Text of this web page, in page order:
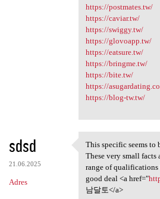
https://postmates.tw/
https://caviar.tw/
https://swiggy.tw/
https://glovoapp.tw/
https://eatsure.tw/
https://bringme.tw/
https://bite.tw/
https://
https://blog-tw.tw/
sdsd
21.06.2025
Adres
This specific
This specific seems to
These very small facts
range of qualifications
good deal <a href="
남달토</a>